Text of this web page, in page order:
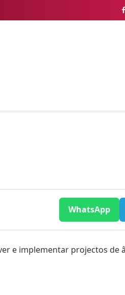
WhatsApp
e implementar projectos de